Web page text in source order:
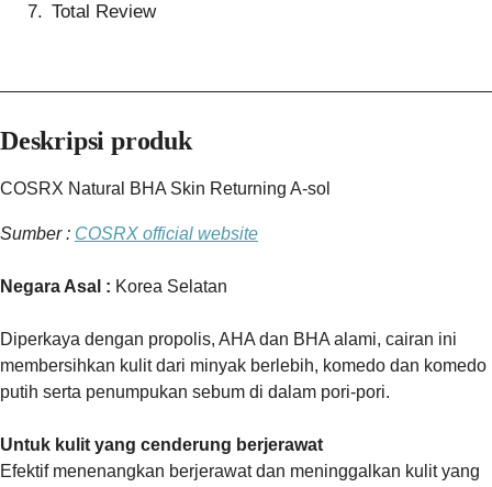
Total Review
Deskripsi produk
COSRX Natural BHA Skin Returning A-sol
Sumber : COSRX official website
Negara Asal : Korea Selatan
Diperkaya dengan propolis, AHA dan BHA alami, cairan ini
membersihkan kulit dari minyak berlebih, komedo dan komedo
putih serta penumpukan sebum di dalam pori-pori.
Untuk kulit yang cenderung berjerawat
Efektif menenangkan berjerawat dan meninggalkan kulit yang